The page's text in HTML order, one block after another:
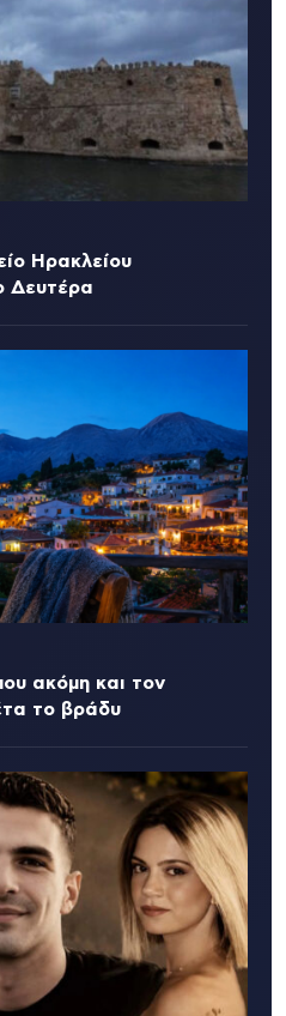
Ηρακλείου
Δευτέρα
ακόμη και τον
το βράδυ